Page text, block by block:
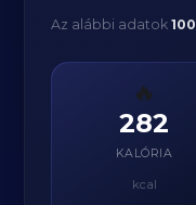
Az alábbi adatok100
🔥
282
KALÓRIA
kcal